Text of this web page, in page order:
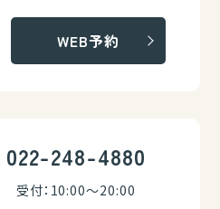
WEB予約
022-248-4880
受付：10:00～20:00